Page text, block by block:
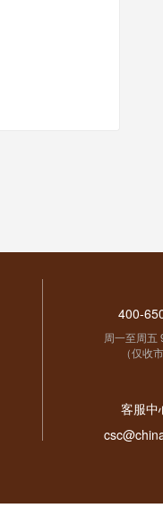
400-
周一至周五
（仅收
客服中